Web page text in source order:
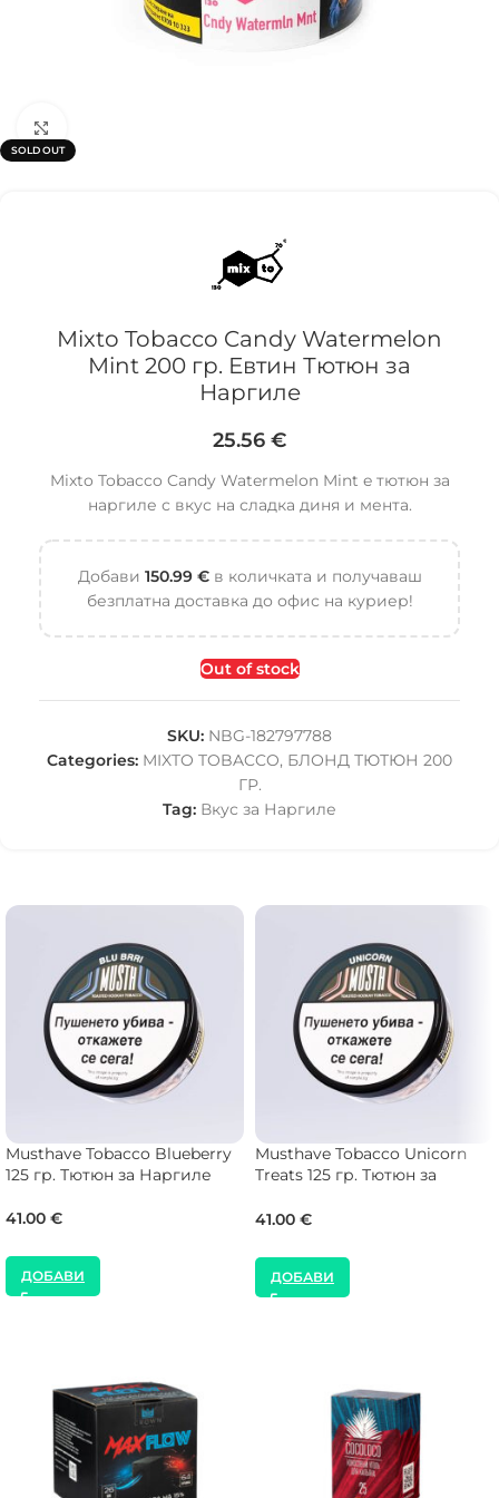
SOLD OUT
Mixto Tobacco Candy Watermelon
Mint 200 гр. Евтин Тютюн за
Наргиле
25.56 €
Mixto Tobacco Candy Watermelon Mint e тютюн за
наргиле с вкус на сладка диня и мента.
Добави 150.99 €в количката и получаваш
безплатна доставка до офис на куриер!
Out of stock
SKU: NBG-182797788
Categories: MIXTO TOBACCO, БЛОНД ТЮТЮН 200
ГР.
Tag: Вкус за Наргиле
Musthave Tobacco Blueberry
125 гр. Тютюн за Наргиле
41.00 €
ДОБАВИ
Musthave Tobacco Unicorn
Treats 125 гр. Тютюн за
41.00 €
ДОБАВИ